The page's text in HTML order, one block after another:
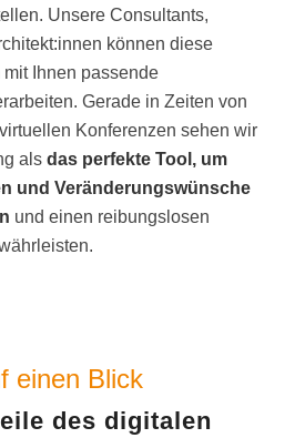
Unsere Consultants,
können diese
Ihnen passende
Gerade in Zeiten von
Konferenzen sehen wir
als das perfekte Tool, um
und Veränderungswünsche
und einen reibungslosen
einen Blick
des digitalen